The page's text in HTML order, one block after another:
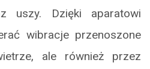
uszy. Dzięki aparatowi
wibracje przenoszone
ale również przez